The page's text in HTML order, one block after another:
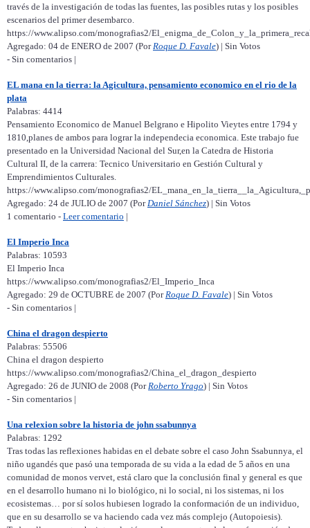
través de la investigación de todas las fuentes, las posibles rutas y los posibles
escenarios del primer desembarco.
https://www.alipso.com/monografias2/
Agregado: 04 de ENERO de 2007 (PorRoque D. Favale) | Sin Votos
- Sin comentarios |
EL mana en la tierra: la Agicultura, pensamiento economico en el rio de la
plata
Palabras: 4414
Pensamiento Economico de Manuel Belgrano e Hipolito Vieytes entre 1794 y
1810,planes de ambos para lograr la independecia economica. Este trabajo fue
presentado en la Universidad Nacional del Sur,en la Catedra de Historia
Cultural II, de la carrera: Tecnico Universitario en Gestión Cultural y
Emprendimientos Culturales.
https://www.alipso.com/monografias2/
Agregado: 24 de JULIO de 2007 (PorDaniel Sánchez) | Sin Votos
1 comentario - Leer comentario |
El Imperio Inca
Palabras: 10593
El Imperio Inca
https://www.alipso.com/monografias2/El_Imperio_Inca
Agregado: 29 de OCTUBRE de 2007 (PorRoque D. Favale) | Sin Votos
- Sin comentarios |
China el dragon despierto
Palabras: 55506
China el dragon despierto
https://www.alipso.com/monografias2/China_el_dragon_despierto
Agregado: 26 de JUNIO de 2008 (PorRoberto Yrago) | Sin Votos
- Sin comentarios |
Una relexion sobre la historia de john ssabunnya
Palabras: 1292
Tras todas las reflexiones habidas en el debate sobre el caso John Ssabunnya, el
niño ugandés que pasó una temporada de su vida a la edad de 5 años en una
comunidad de monos vervet, está claro que la conclusión final y general es que
en el desarrollo humano ni lo biológico, ni lo social, ni los sistemas, ni los
ecosistemas… por sí solos hubiesen logrado la conformación de un individuo,
que en su desarrollo se va haciendo cada vez más complejo (Autopoiesis).